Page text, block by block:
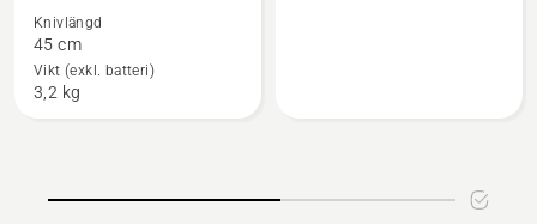
om
215iHD45
med
batteri
Knivlängd
45 cm
Vikt (exkl. batteri)
3,2 kg